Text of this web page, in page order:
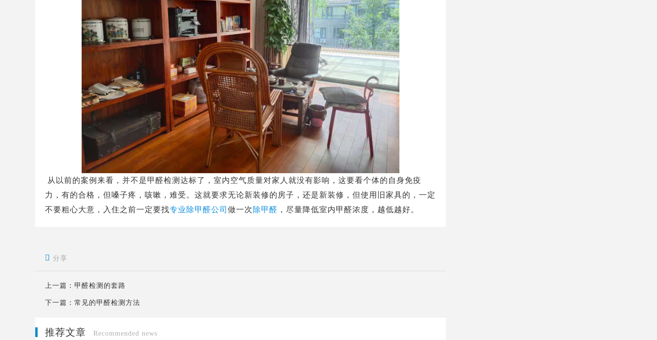
从以前的案例来看，并不是甲醛检测达标了，室内空气质量对家人就没有影响，这要看个体的自身免疫
力，有的合格，但嗓子疼，咳嗽，难受。这就要求无论新装修的房子，还是新装修，但使用旧家具的，一定
不要粗心大意，入住之前一定要找专业除甲醛公司 做一次 除甲醛 ，尽量降低室内甲醛浓度，越低越好。
 分享
上一篇： 甲醛检测的套路
下一篇： 常见的甲醛检测方法
推荐文章 Recommended news